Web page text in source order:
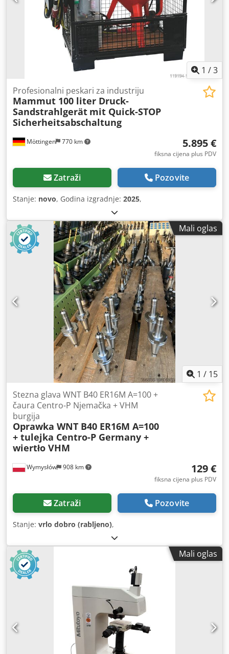
1 /3
Möttingen 770 km
Profesionalni peskari za industriju
Mammut 100 liter Druck-
Sandstrahlgerät mit Quick-STOP
Sicherheitsabschaltung
5.895 €
fiksna cijena plus PDV
Zatraži Pozovite
Stanje: novo, Godina izgradnje: 2025,
Mali oglas
1 / 15
Wymysłów 908 km
Stezna glava WNT B40 ER16M A=100 +
čaura Centro-P Njemačka + VHM
burgija
Oprawka WNT B40 ER16M A=100
+ tulejka Centro-P Germany +
wiertło VHM
129 €
fiksna cijena plus PDV
Zatraži Pozovite
Stanje: vrlo dobro (rabljeno),
Mali oglas